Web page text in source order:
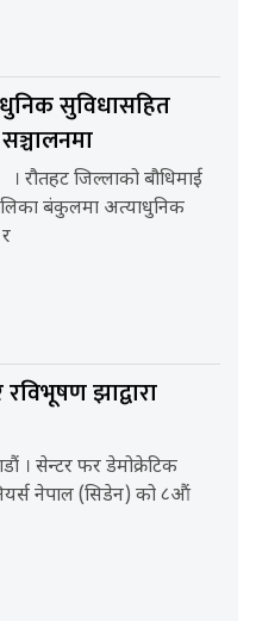
सुविधासहित
। रौतहट जिल्लाको बौधिमाई
बंकुलमा अत्याधुनिक
रविभूषण झाद्वारा
। सेन्टर फर डेमोक्रेटिक
नेपाल (सिडेन) को ८औं